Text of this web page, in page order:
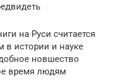
на Руси считается
истории и науке
новшество
время людям